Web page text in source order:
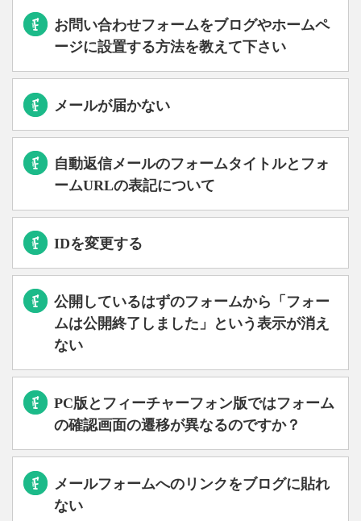
お問い合わせフォームをブログやホームペ
ージに設置する方法を教えて下さい
メールが届かない
自動返信メールのフォームタイトルとフォ
ームURLの表記について
IDを変更する
公開しているはずのフォームから「フォー
ムは公開終了しました」という表示が消え
ない
PC版とフィーチャーフォン版ではフォーム
の確認画面の遷移が異なるのですか？
メールフォームへのリンクをブログに貼れ
ない